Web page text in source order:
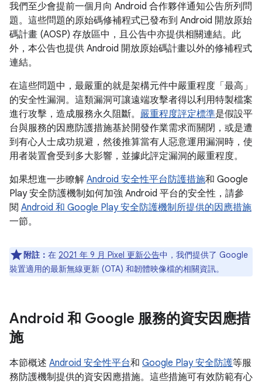
我們至少會提前一個月向 Android 合作夥伴通知公告所列問
題。這些問題的原始碼修補程式已發布到 Android 開放原始
碼計畫 (AOSP) 存放區中，且公告中亦提供相關連結。此
外，本公告也提供 Android 開放原始碼計畫以外的修補程式
連結。
在這些問題中，最嚴重的就是架構元件中嚴重程度「最高」
的安全性漏洞。這類漏洞可讓遠端攻擊者得以利用特製檔案
進行攻擊，造成服務永久阻斷。 嚴重程度評定標準是假設平
台與服務的因應防護措施基於開發作業需求而關閉，或是遭
到有心人士成功規避，然後推算當有人惡意運用漏洞時，使
用者裝置會受到多大影響，並據此評定漏洞的嚴重程度。
如果想進一步瞭解 Android 安全性平台防護措施和 Google
Play 安全防護機制如何加強 Android 平台的安全性，請參
閱 Android 和 Google Play 安全防護機制所提供的因應措施
一節。
附註： 在 2021 年 9 月 Pixel 更新公告中，我們提供了 Google
裝置適用的最新無線更新 (OTA) 和韌體映像檔的相關資訊。
Android 和 Google 服務的資安因應措
施
本節概述 Android 安全性平台和 Google Play 安全防護等服
務防護機制提供的資安因應措施。這些措施可有效防範有心